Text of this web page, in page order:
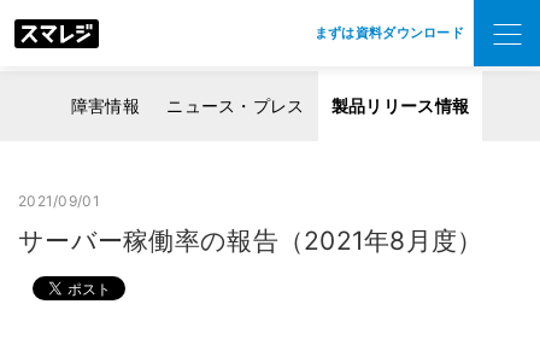
まずは資料ダウンロード
障害情報 ニュース・プレス 製品リリース情報
2021/09/01
サーバー稼働率の報告（2021年8月度）